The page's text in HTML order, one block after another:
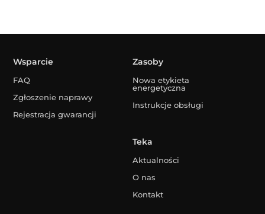
Wsparcie
FAQ
Zgłoszenie naprawy
Rejestracja gwarancji
Zasoby
Nowa etykieta
energetyczna
Instrukcje obsługi
Teka
Aktualności
O nas
Kontakt